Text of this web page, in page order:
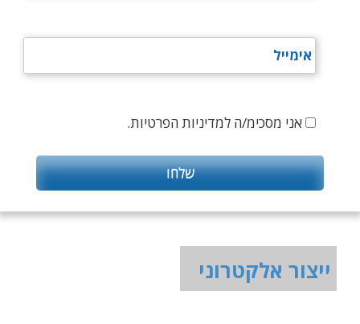
אני מסכימ/ה למדיניות הפרטיות.
ייצור אלקטרוני